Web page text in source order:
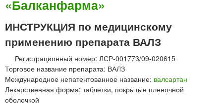
0
г
а
р
т
а
т
а
б
л
«Балканфарма»
ИНСТРУКЦИЯ по медицинскому
применению препарата ВАЛЗ
Регистрационный номер: ЛСР-001773/09-020615
Торговое название препарата: ВАЛЗ
Международное непатентованное название: валсартан
Лекарственная форма: таблетки, покрытые пленочной
оболочкой